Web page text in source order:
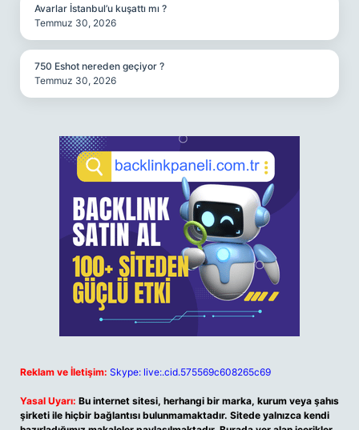
Avarlar İstanbul’u kuşattı mı ?
Temmuz 30, 2026
750 Eshot nereden geçiyor ?
Temmuz 30, 2026
Reklam ve İletişim: Skype: live:.cid.575569c608265c69
Yasal Uyarı: Bu internet sitesi, herhangi bir marka, kurum veya şahıs
şirketi ile hiçbir bağlantısı bulunmamaktadır. Sitede yalnızca kendi